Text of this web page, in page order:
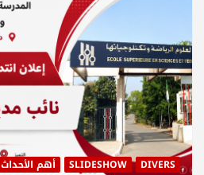
DIVERS
SLIDESHOW أهم الأحداث